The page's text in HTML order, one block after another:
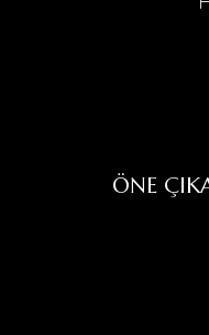
ÖNE